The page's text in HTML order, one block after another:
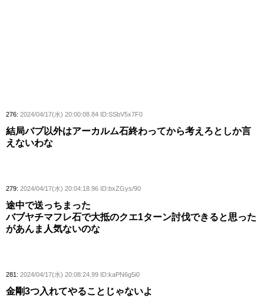
276: 2024/04/17(水) 20:00:08.84 ID:SSbV5x7F0
結局バブ以外はアーカルム石終わってから考えろとしか言
えないわな
279: 2024/04/17(水) 20:04:18.96 ID:bxZGys/90
途中で送っちまった
バブヤチマフレ石で大抵のクエ1ターン討伐できると思った
があんま人気ないのな
281: 2024/04/17(水) 20:08:24.99 ID:kaPN6g5i0
金剛3つ入れてやることじゃないよ